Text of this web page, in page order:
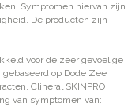
Symptomen hiervan zijn
De producten zijn
voor de zeer gevoelige
op Dode Zee
Clineral SKINPRO
van symptomen van: